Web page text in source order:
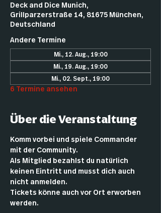
Deck and Dice Munich,
Grillparzerstraße 14, 81675 München,
Deutschland
Andere Termine
Mi., 12. Aug., 19:00
Mi., 19. Aug., 19:00
Mi., 02. Sept., 19:00
6 Termine ansehen
Über die Veranstaltung
Komm vorbei und spiele Commander
mit der Community.
Als Mitglied bezahlst du natürlich
keinen Eintritt und musst dich auch
nicht anmelden.
Tickets könne auch vor Ort erworben
werden.